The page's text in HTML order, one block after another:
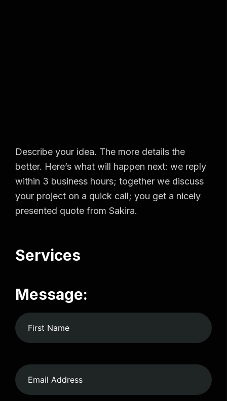
Describe your idea. The more details the
better. Here’s what will happen next: we reply
within 3 business hours; together we discuss
your project on a quick call; you get a nicely
presented quote from Sakira.
Services
Message: